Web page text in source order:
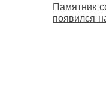
Памятник
появился